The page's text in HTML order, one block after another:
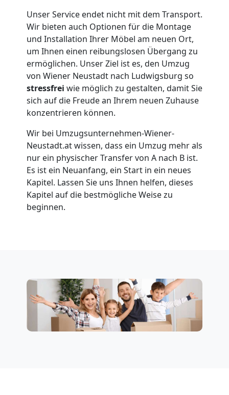
Unser Service endet nicht mit dem Transport.
Wir bieten auch Optionen für die Montage
und Installation Ihrer Möbel am neuen Ort,
um Ihnen einen reibungslosen Übergang zu
ermöglichen. Unser Ziel ist es, den Umzug
von Wiener Neustadt nach Ludwigsburg so
stressfrei wie möglich zu gestalten, damit Sie
sich auf die Freude an Ihrem neuen Zuhause
konzentrieren können.
Wir bei Umzugsunternehmen-Wiener-
Neustadt.at wissen, dass ein Umzug mehr als
nur ein physischer Transfer von A nach B ist.
Es ist ein Neuanfang, ein Start in ein neues
Kapitel. Lassen Sie uns Ihnen helfen, dieses
Kapitel auf die bestmögliche Weise zu
beginnen.
LKW
Möbellift
Wiener
Neustadt
Übersiedlung
Wiener
Neustadt
Neustadt
Privatumzug